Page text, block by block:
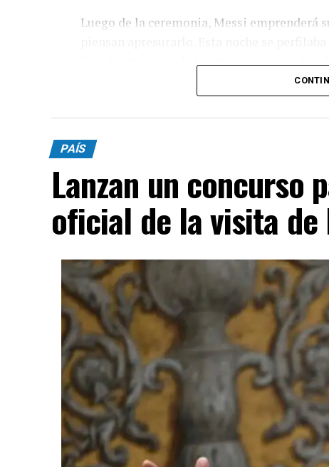
Luego de la ceremonia, Messi emprenderá
fase de grupos de la Leagues Cup, pero fue
Desde las primeras horas de la mañana, el
innumerables muestras de cariño de todo
trayectoria, aunque siempre de perfil
PAÍS
Lanzan un concurso
oficial de la visita de